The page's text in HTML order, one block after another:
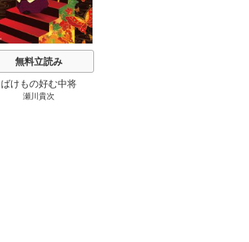
無料立読み
ばけもの好む中将
瀬川貴次